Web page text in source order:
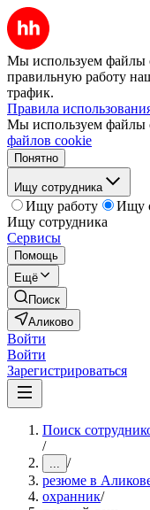
Мы используем файлы
правильную работу
трафик.
Правила
Мы используем файлы
файлов cookie
Понятно
Ищу сотрудника
Ищу работу
Ищу
Ищу сотрудника
Сервисы
Помощь
Ещё
Поиск
Аликово
Войти
Войти
Зарегистрироваться
Поиск
/
... /
резюме в
охранник/